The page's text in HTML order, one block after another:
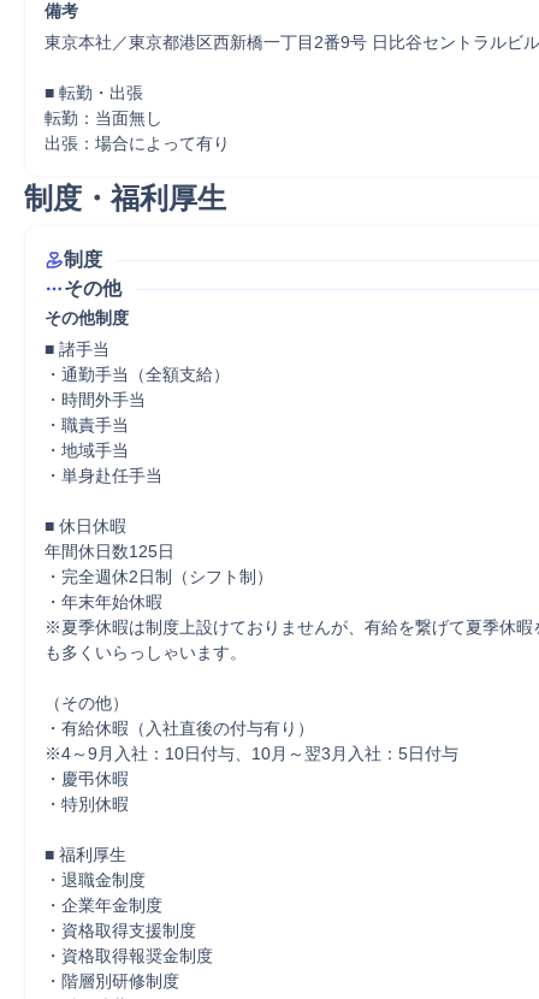
備考
東京本社／東京都港区西新橋一丁目2番9号 日比谷セントラルビ
■ 転勤・出張
転勤：当面無し
出張：場合によって有り
制度・福利厚生
制度
その他
その他制度
■ 諸手当
・通勤手当（全額支給）
・時間外手当
・職責手当
・地域手当
・単身赴任手当
■ 休日休暇
年間休日数125日
・完全週休2日制（シフト制）
・年末年始休暇
※夏季休暇は制度上設けておりませんが、有給を繋げて夏季休暇
も多くいらっしゃいます。
（その他）
・有給休暇（入社直後の付与有り）
※4～9月入社：10日付与、10月～翌3月入社：5日付与
・慶弔休暇
・特別休暇
■ 福利厚生
・退職金制度
・企業年金制度
・資格取得支援制度
・資格取得報奨金制度
・階層別研修制度